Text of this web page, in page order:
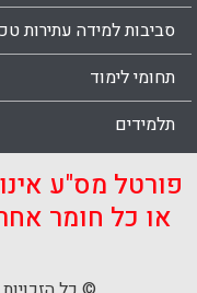
סביבות למידה עתירות
תחומי לימוד
תלמידים
פורטל מס"ע
או כל חומר